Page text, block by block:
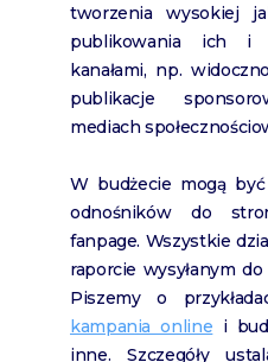
tworzenia wysokiej
publikowania ich i
kanałami, np.
publikacje
mediach
W budżecie mogą
odnośników do
fanpage. Wszystkie
raporcie wysyłanym
Piszemy o
kampania online i
inne. Szczegóły